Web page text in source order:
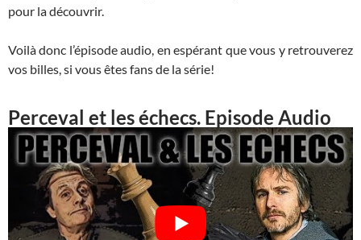
pour la découvrir.
Voilà donc l’épisode audio, en espérant que vous y retrouverez
vos billes, si vous êtes fans de la série!
Perceval et les échecs. Episode Audio